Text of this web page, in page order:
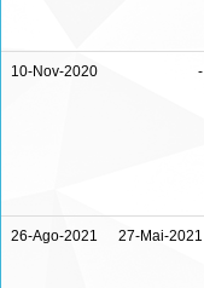
10-Nov-2020 -
26-Ago-2021 27-Mai-2021